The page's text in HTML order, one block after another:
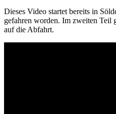
Dieses Video startet bereits in
gefahren worden. Im zweiten Teil
auf die Abfahrt.